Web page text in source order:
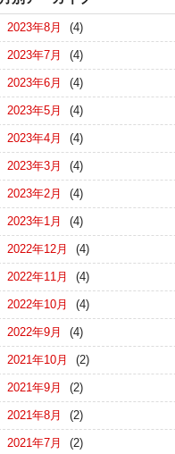
2023年8月 (4)
2023年7月 (4)
2023年6月 (4)
2023年5月 (4)
2023年4月 (4)
2023年3月 (4)
2023年2月 (4)
2023年1月 (4)
2022年12月 (4)
2022年11月 (4)
2022年10月 (4)
2022年9月 (4)
2021年10月 (2)
2021年9月 (2)
2021年8月 (2)
2021年7月 (2)